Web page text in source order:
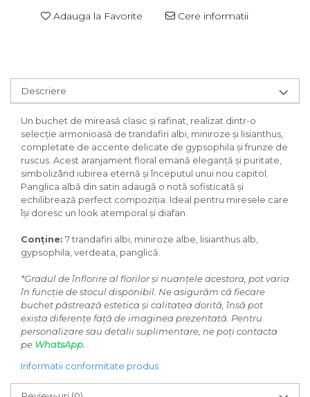
Adauga la Favorite Cere informatii
Descriere
Un buchet de mireasă clasic și rafinat, realizat dintr-o
selecție armonioasă de trandafiri albi, miniroze și lisianthus,
completate de accente delicate de gypsophila și frunze de
ruscus. Acest aranjament floral emană eleganță și puritate,
simbolizând iubirea eternă și începutul unui nou capitol.
Panglica albă din satin adaugă o notă sofisticată și
echilibrează perfect compoziția. Ideal pentru miresele care
își doresc un look atemporal și diafan.
Conține: 7 trandafiri albi, miniroze albe, lisianthus alb,
gypsophila, verdeata, panglică.
*Gradul de înflorire al florilor și nuanțele acestora, pot varia
în funcție de stocul disponibil. Ne asigurăm că fiecare
buchet păstrează estetica și calitatea dorită, însă pot
exista diferențe față de imaginea prezentată. Pentru
personalizare sau detalii suplimentare, ne poți contacta
pe WhatsApp
Informatii conformitate produs